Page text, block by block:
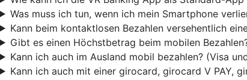
Was muss ich tun, wenn ich mein Smartphone
Kann beim kontaktlosen Bezahlen versehentlich
Gibt es einen Höchstbetrag beim mobilen
Kann ich auch im Ausland mobil bezahlen? (Visa
Kann ich auch mit einer girocard, girocard V PAY,